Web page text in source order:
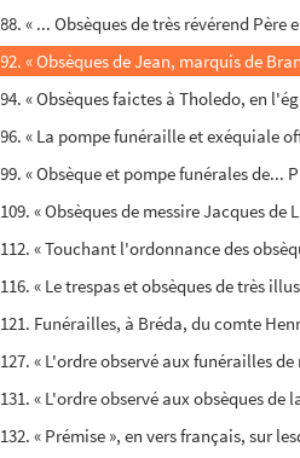
88. « ... Obsèques de très révérend
92. « Obsèques de Jean, marquis de
94. « Obsèques faictes à Tholedo, en
96. « La pompe funéraille et exéquiale
99. « Obsèque et pompe funérales
109. « Obsèques de messire Jacques
112. « Touchant l'ordonnance des
116. « Le trespas et obsèques de très
121. Funérailles, à Bréda, du comte
127. « L'ordre observé aux funérailles
131. « L'ordre observé aux obsèques
132. « Prémise », en vers français, sur